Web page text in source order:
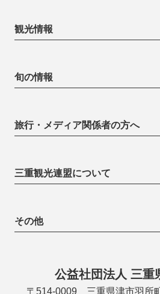
観光情報
旬の情報
旅行・メディア関係者の方へ
三重観光連盟について
その他
公益社団法人 三重
〒514-0009 三重県津市羽所